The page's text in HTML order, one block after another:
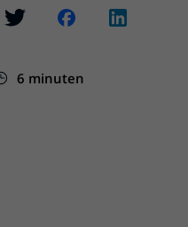
6 minuten